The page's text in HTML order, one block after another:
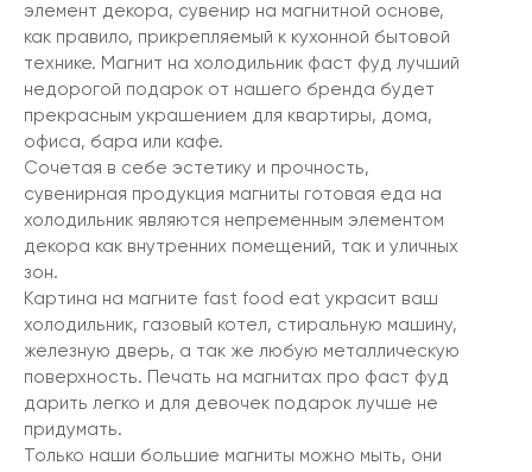
элемент декора, сувенир на магнитной основе,
как правило, прикрепляемый к кухонной бытовой
технике. Магнит на холодильник фаст фуд лучший
недорогой подарок от нашего бренда будет
прекрасным украшением для квартиры, дома,
офиса, бара или кафе.
Сочетая в себе эстетику и прочность,
сувенирная продукция магниты готовая еда на
холодильник являются непременным элементом
декора как внутренних помещений, так и уличных
зон.
Картина на магните fast food eat украсит ваш
холодильник, газовый котел, стиральную машину,
железную дверь, а так же любую металлическую
поверхность. Печать на магнитах про фаст фуд
дарить легко и для девочек подарок лучше не
придумать.
Только наши большие магниты можно мыть, они